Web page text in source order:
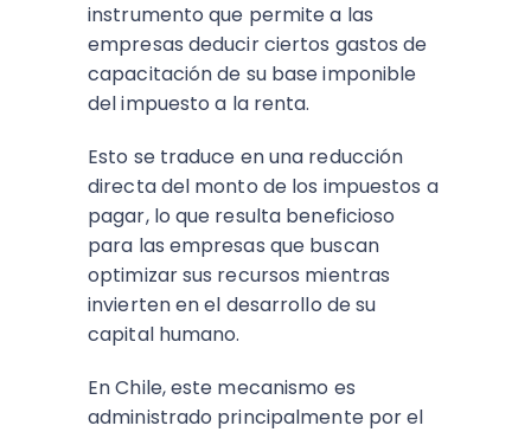
instrumento que permite a las
empresas deducir ciertos gastos de
capacitación de su base imponible
del impuesto a la renta.
Esto se traduce en una reducción
directa del monto de los impuestos a
pagar, lo que resulta beneficioso
para las empresas que buscan
optimizar sus recursos mientras
invierten en el desarrollo de su
capital humano.
En Chile, este mecanismo es
administrado principalmente por el